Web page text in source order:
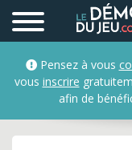
Pensez à vous
vous inscrire
afin de